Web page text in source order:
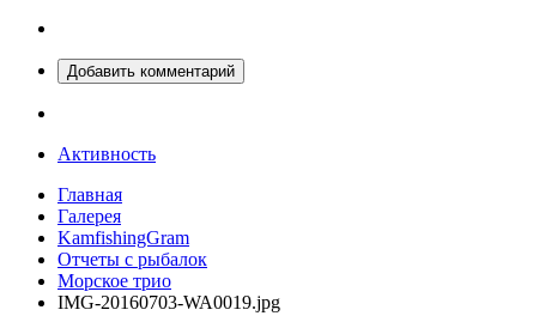
Добавить комментарий
Активность
Главная
Галерея
KamfishingGram
Отчеты с рыбалок
Морское трио
IMG-20160703-WA0019.jpg